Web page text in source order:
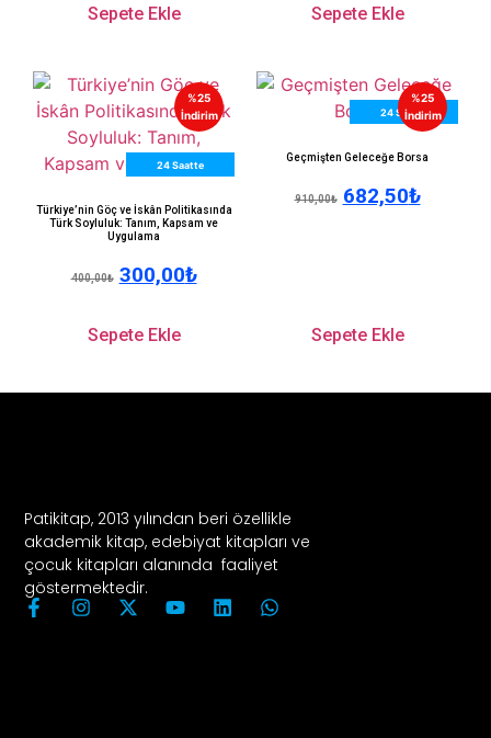
Sepete Ekle Sepete Ekle
24 Saatte
%25
İndirim
Türkiye’nin Göç ve İskân Politikasında
Türk Soyluluk: Tanım, Kapsam ve
Uygulama
400,00₺ 300,00₺
Sepete Ekle
24 Saatte
%25
İndirim
Geçmişten Geleceğe Borsa
910,00₺ 682,50₺
Sepete Ekle
Patikitap, 2013 yılından beri özellikle
akademik kitap, edebiyat kitapları ve
çocuk kitapları alanında faaliyet
göstermektedir.